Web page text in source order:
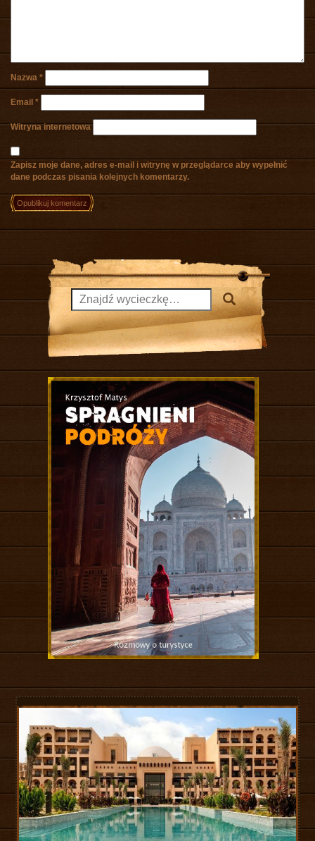
Nazwa *
Email *
Witryna internetowa
Zapisz moje dane, adres e-mail i witrynę w przeglądarce aby wypełnić
dane podczas pisania kolejnych komentarzy.